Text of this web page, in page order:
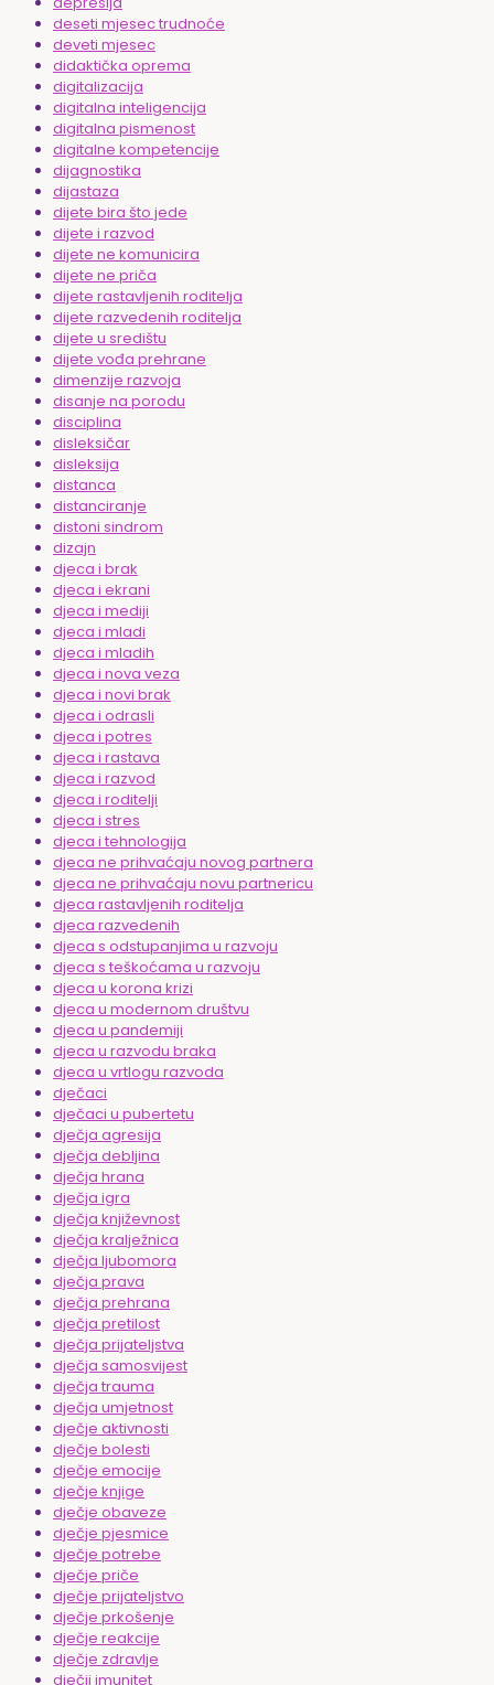
deseti mjesec trudnoće
deveti mjesec
didaktička oprema
digitalizacija
digitalna inteligencija
digitalna pismenost
digitalne kompetencije
dijagnostika
dijastaza
dijete bira što jede
dijete i razvod
dijete ne komunicira
dijete ne priča
dijete rastavljenih roditelja
dijete razvedenih roditelja
dijete u središtu
dijete vođa prehrane
dimenzije razvoja
disanje na porodu
disciplina
disleksičar
disleksija
distanca
distanciranje
distoni sindrom
dizajn
djeca i brak
djeca i ekrani
djeca i mediji
djeca i mladi
djeca i mladih
djeca i nova veza
djeca i novi brak
djeca i odrasli
djeca i potres
djeca i rastava
djeca i razvod
djeca i roditelji
djeca i stres
djeca i tehnologija
djeca ne prihvaćaju novog partnera
djeca ne prihvaćaju novu partnericu
djeca rastavljenih roditelja
djeca razvedenih
djeca s odstupanjima u razvoju
djeca s teškoćama u razvoju
djeca u korona krizi
djeca u modernom društvu
djeca u pandemiji
djeca u razvodu braka
djeca u vrtlogu razvoda
dječaci
dječaci u pubertetu
dječja agresija
dječja debljina
dječja hrana
dječja igra
dječja književnost
dječja kralježnica
dječja ljubomora
dječja prava
dječja prehrana
dječja pretilost
dječja prijateljstva
dječja samosvijest
dječja trauma
dječja umjetnost
dječje aktivnosti
dječje bolesti
dječje emocije
dječje knjige
dječje obaveze
dječje pjesmice
dječje potrebe
dječje priče
dječje prijateljstvo
dječje prkošenje
dječje reakcije
dječje zdravlje
dječji imunitet